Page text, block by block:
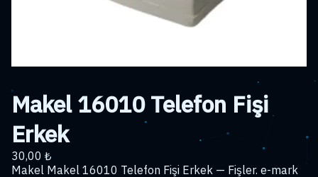
Makel 16010 Telefon Fişi
Erkek
30,00 ₺
Makel Makel 16010 Telefon Fişi Erkek — Fişler. e-mark